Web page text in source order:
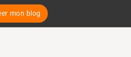
mon blog